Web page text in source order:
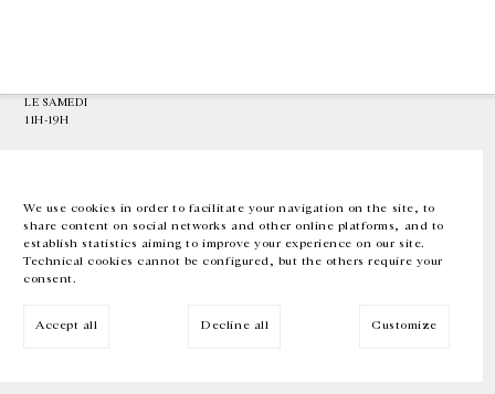
We use cookies in order to facilitate your navigation on the site, to
share content on social networks and other online platforms, and to
establish statistics aiming to improve your experience on our site.
Technical cookies cannot be configured, but the others require your
consent.
Accept all Decline all Customize
LE SAMEDI
11H-19H
EN FR 中文 Facebook Instagram
Inscrivez-vous à notre newsletter